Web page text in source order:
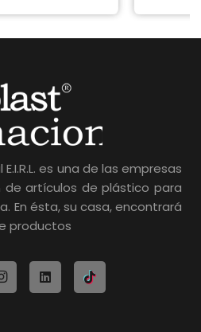
es una de las empresas
artículos de plástico para
En ésta, su casa, encontrará
productos